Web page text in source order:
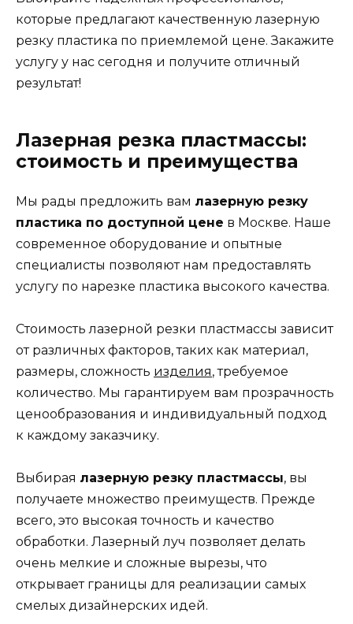
которые предлагают качественную лазерную
резку пластика по приемлемой цене. Закажите
услугу у нас сегодня и получите отличный
результат!
Лазерная резка пластмассы:
стоимость и преимущества
Мы рады предложить вам лазерную резку
пластика по доступной цене в Москве. Наше
современное оборудование и опытные
специалисты позволяют нам предоставлять
услугу по нарезке пластика высокого качества.
Стоимость лазерной резки пластмассы зависит
от различных факторов, таких как материал,
размеры, сложность изделия, требуемое
количество. Мы гарантируем вам прозрачность
ценообразования и индивидуальный подход
к каждому заказчику.
Выбирая лазерную резку пластмассы, вы
получаете множество преимуществ. Прежде
всего, это высокая точность и качество
обработки. Лазерный луч позволяет делать
очень мелкие и сложные вырезы, что
открывает границы для реализации самых
смелых дизайнерских идей.